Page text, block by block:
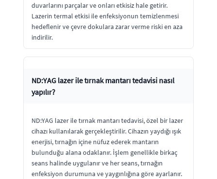
duvarlarını parçalar ve onları etkisiz hale getirir.
Lazerin termal etkisi ile enfeksiyonun temizlenmesi
hedeflenir ve çevre dokulara zarar verme riski en aza
indirilir.
ND:YAG lazer ile tırnak mantarı tedavisi nasıl
yapılır?
ND:YAG lazer ile tırnak mantarı tedavisi, özel bir lazer
cihazı kullanılarak gerçekleştirilir. Cihazın yaydığı ışık
enerjisi, tırnağın içine nüfuz ederek mantarın
bulunduğu alana odaklanır. İşlem genellikle birkaç
seans halinde uygulanır ve her seans, tırnağın
enfeksiyon durumuna ve yaygınlığına göre ayarlanır.